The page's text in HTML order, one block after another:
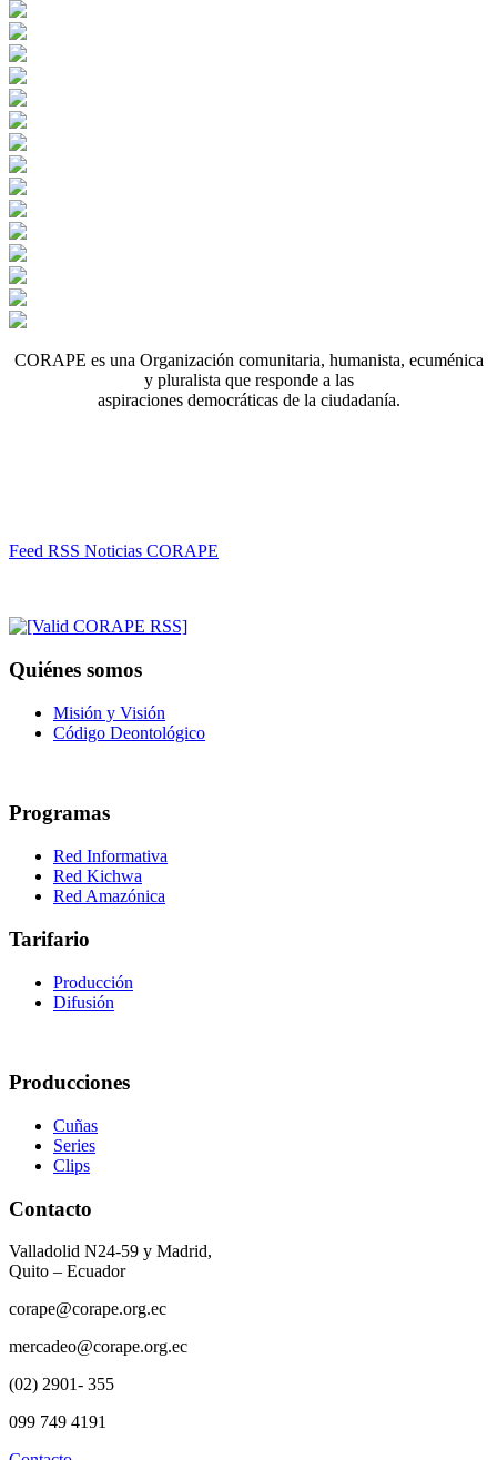
CORAPE es una Organización comunitaria, humanista, ecuménica
y pluralista que responde a las
aspiraciones democráticas de la ciudadanía.
Feed RSS Noticias CORAPE
Quiénes somos
Misión y Visión
Código Deontológico
Programas
Red Informativa
Red Kichwa
Red Amazónica
Tarifario
Producción
Difusión
Producciones
Cuñas
Series
Clips
Contacto
Valladolid N24-59 y Madrid,
Quito – Ecuador
corape@corape.org.ec
mercadeo@corape.org.ec
(02) 2901- 355
099 749 4191